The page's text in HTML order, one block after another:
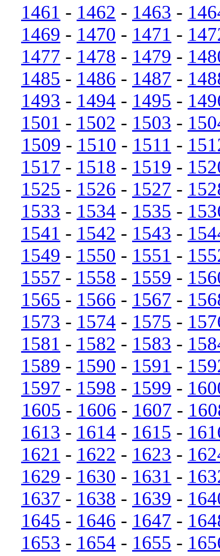
1461 - 1462 - 1463 -
1469 - 1470 - 1471 -
1477 - 1478 - 1479 -
1485 - 1486 - 1487 -
1493 - 1494 - 1495 -
1501 - 1502 - 1503 -
1509 - 1510 - 1511 -
1517 - 1518 - 1519 -
1525 - 1526 - 1527 -
1533 - 1534 - 1535 -
1541 - 1542 - 1543 -
1549 - 1550 - 1551 -
1557 - 1558 - 1559 -
1565 - 1566 - 1567 -
1573 - 1574 - 1575 -
1581 - 1582 - 1583 -
1589 - 1590 - 1591 -
1597 - 1598 - 1599 -
1605 - 1606 - 1607 -
1613 - 1614 - 1615 -
1621 - 1622 - 1623 -
1629 - 1630 - 1631 -
1637 - 1638 - 1639 -
1645 - 1646 - 1647 -
1653 - 1654 - 1655 -